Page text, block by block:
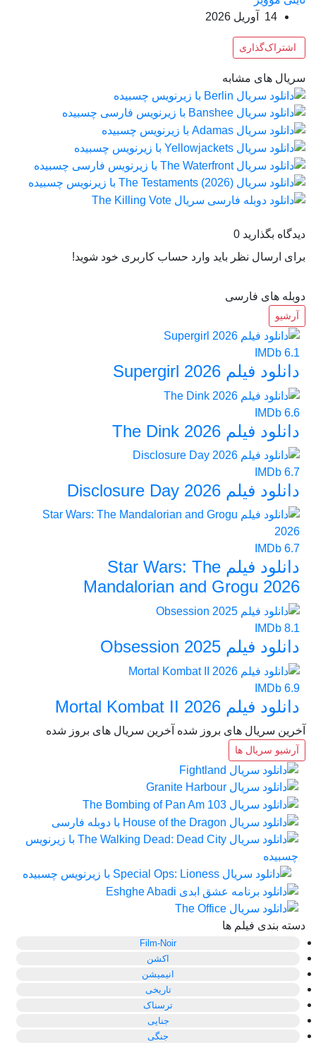
14 آوریل 2026
اشتراک‌گذاری
سریال های مشابه
دیدگاه بگذارید 0
برای ارسال نظر باید وارد حساب کاربری خود شوید!
دوبله های فارسی
آرشیو
IMDb 6.1
دانلود فیلم Supergirl 2026
IMDb 6.6
دانلود فیلم The Dink 2026
IMDb 6.7
دانلود فیلم Disclosure Day 2026
IMDb 6.7
دانلود فیلم Star Wars: The
Mandalorian and Grogu 2026
IMDb 8.1
دانلود فیلم Obsession 2025
IMDb 6.9
دانلود فیلم Mortal Kombat II 2026
آخرین سریال های بروز شده آخرین سریال های بروز شده
آرشیو سریال ها
دسته بندی فیلم ها
Film-Noir
اکشن
انیمیشن
تاریخی
ترسناک
جنایی
جنگی